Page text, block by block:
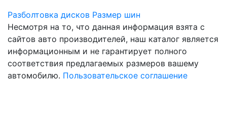
Разболтовка дисков Размер шин
Несмотря на то, что данная информация взята с
сайтов авто производителей, наш каталог является
информационным и не гарантирует полного
соответствия предлагаемых размеров вашему
автомобилю. Пользовательское соглашение